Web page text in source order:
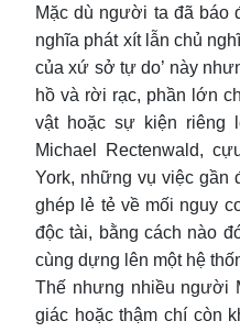
Mặc dù người ta đã báo
nghĩa phát xít lẫn chủ
của xứ sở tự do’ này
hồ và rời rạc, phần lớn
vật hoặc sự kiện riêng
Michael Rectenwald,
York, những vụ việc gần
ghép lẻ tẻ về mối nguy
độc tài, bằng cách nào
cùng dựng lên một hệ
Thế nhưng nhiều người
giác hoặc thậm chí còn